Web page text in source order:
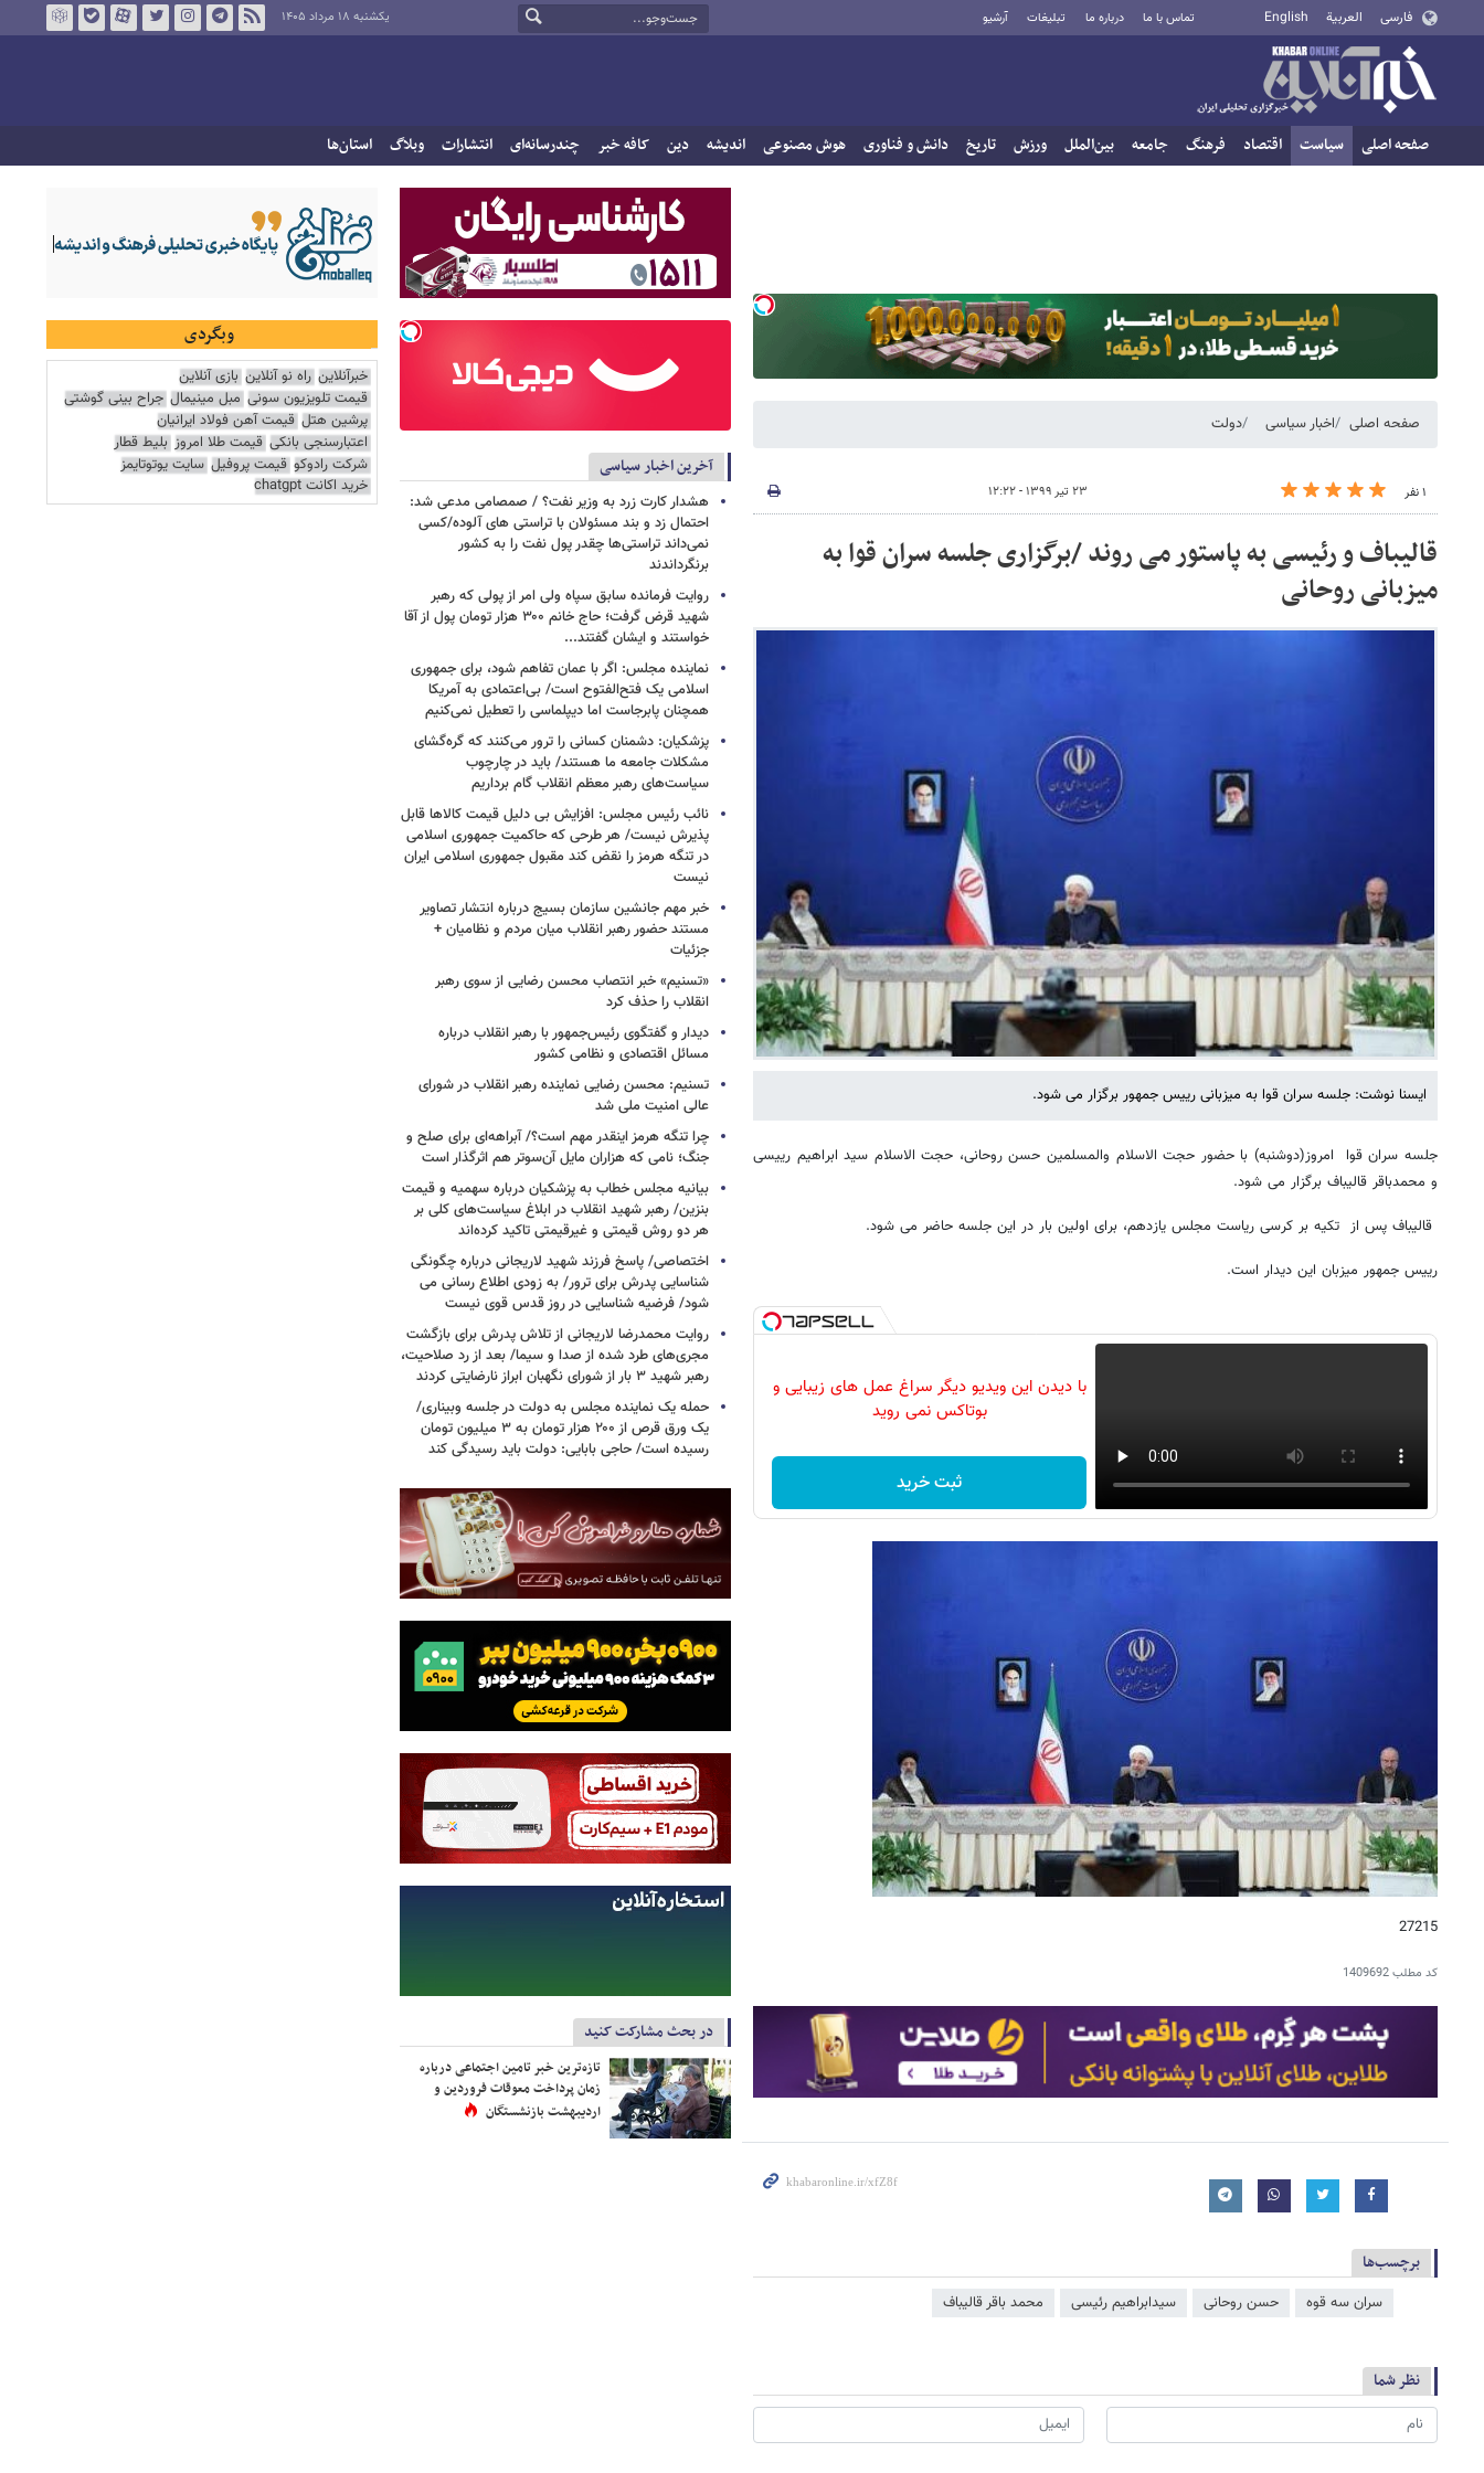
فارسی العربية English تماس با ما درباره ما تبلیغات آرشیو یکشنبه ۱۸ مرداد ۱۴۰۵
صفحه اصلی سیاست اقتصاد فرهنگ جامعه بین‌الملل ورزش تاریخ دانش و فناوری هوش مصنوعی اندیشه دین کافه خبر چندرسانه‌ای انتشارات وبلاگ استان‌ها
صفحه اصلی اخبار سیاسی دولت
۱ نفر ۲۳ تیر ۱۳۹۹ - ۱۲:۲۲
قالیباف و رئیسی به پاستور می روند /برگزاری جلسه سران قوا به
میزبانی روحانی
ایسنا نوشت: جلسه سران قوا به میزبانی رییس جمهور برگزار می شود.
جلسه سران قوا امروز(دوشنبه) با حضور حجت الاسلام والمسلمین حسن روحانی، حجت الاسلام سید ابراهیم رییسی
و محمدباقر قالیباف برگزار می شود.
قالیباف پس از تکیه بر کرسی ریاست مجلس یازدهم، برای اولین بار در این جلسه حاضر می شود.
رییس جمهور میزبان این دیدار است.
با دیدن این ویدیو دیگر سراغ عمل های زیبایی و
بوتاکس نمی روید
ثبت خرید
27215
کد مطلب1409692
برچسب‌ها
سران سه قوه حسن روحانی سیدابراهیم رئیسی محمد باقر قالیباف
نظر شما
آخرین اخبار سیاسی
هشدار کارت زرد به وزیر نفت؟ / صمصامی مدعی شد:
احتمال زد و بند مسئولان با تراستی های آلوده/کسی
نمی‌داند تراستی‌ها چقدر پول نفت را به کشور
برنگرداندند
روایت فرمانده سابق سپاه ولی امر از پولی که رهبر
شهید قرض گرفت؛ حاج خانم ۳۰۰ هزار تومان پول از آقا
خواستند و ایشان گفتند...
نماینده مجلس: اگر با عمان تفاهم شود، برای جمهوری
اسلامی یک فتح‌الفتوح است/ بی‌اعتمادی به آمریکا
همچنان پابرجاست اما دیپلماسی را تعطیل نمی‌کنیم
پزشکیان: دشمنان کسانی را ترور می‌کنند که گره‌گشای
مشکلات جامعه ما هستند/ باید در چارچوب
سیاست‌های رهبر معظم انقلاب گام برداریم
نائب رئیس مجلس: افزایش بی دلیل قیمت کالاها قابل
پذیرش نیست/ هر طرحی که حاکمیت جمهوری اسلامی
در تنگه هرمز را نقض کند مقبول جمهوری اسلامی ایران
نیست
خبر مهم جانشین سازمان بسیج درباره انتشار تصاویر
مستند حضور رهبر انقلاب میان مردم و نظامیان +
جزئیات
«تسنیم» خبر انتصاب محسن رضایی از سوی رهبر
انقلاب را حذف کرد
دیدار و گفتگوی رئیس‌جمهور با رهبر انقلاب درباره
مسائل اقتصادی و نظامی کشور
تسنیم: محسن رضایی نماینده رهبر انقلاب در شورای
عالی امنیت ملی شد
چرا تنگه هرمز اینقدر مهم است؟/ آبراهه‌ای برای صلح و
جنگ؛ نامی که هزاران مایل آن‌سوتر هم اثرگذار است
بیانیه مجلس خطاب به پزشکیان درباره سهمیه و قیمت
بنزین/ رهبر شهید انقلاب در ابلاغ سیاست‌های کلی بر
هر دو روش قیمتی و غیرقیمتی تاکید کرده‌اند
اختصاصی/ پاسخ فرزند شهید لاریجانی درباره چگونگی
شناسایی پدرش برای ترور/ به زودی اطلاع رسانی می
شود/ فرضیه شناسایی در روز قدس قوی نیست
روایت محمدرضا لاریجانی از تلاش پدرش برای بازگشت
مجری‌های طرد شده از صدا و سیما/ بعد از رد صلاحیت،
رهبر شهید ۳ بار از شورای نگهبان ابراز نارضایتی کردند
حمله یک نماینده مجلس به دولت در جلسه وبیناری/
یک ورق قرص از ۲۰۰ هزار تومان به ۳ میلیون تومان
رسیده است/ حاجی بابایی: دولت باید رسیدگی کند
در بحث مشارکت کنید
تازه‌ترین خبر تامین اجتماعی درباره
زمان پرداخت معوقات فروردین و
اردیبهشت بازنشستگان
وبگردی
خبرآنلاین راه نو آنلاین بازی آنلاین
قیمت تلویزیون سونی مبل مینیمال جراح بینی گوشتی
پرشین هتل قیمت آهن فولاد ایرانیان
اعتبارسنجی بانکی قیمت طلا امروز بلیط قطار
شرکت رادوکو قیمت پروفیل سایت یوتوتایمز
خرید اکانت chatgpt